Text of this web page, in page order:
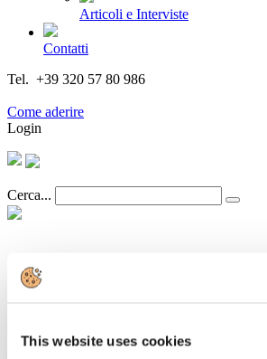
This website uses cookies
Articoli e Interviste
Contatti
Tel. +39 320 57 80 986
Come aderire
Login
Cerca...
Centro Studi del Touring
ha scelto mete italiane, il